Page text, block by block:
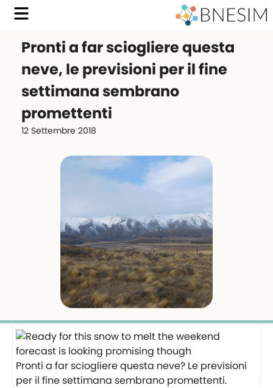
Pronti a far sciogliere questa
neve, le previsioni per il fine
settimana sembrano
promettenti
12 Settembre 2018
Pronti a far sciogliere questa neve? Le previsioni
per il fine settimana sembrano promettenti.